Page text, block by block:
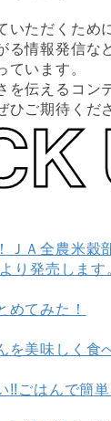
いただくため
る情報発信な
ています。
を伝えるコン
ご期待くだ
ＪＡ全農米穀
り発売します
めてみた！
を美味しく食
!!ごはんで簡